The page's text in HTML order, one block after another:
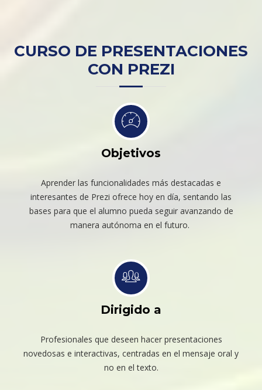
CURSO DE PRESENTACIONES
CON PREZI
Objetivos
Aprender las funcionalidades más destacadas e
interesantes de Prezi ofrece hoy en día, sentando las
bases para que el alumno pueda seguir avanzando de
manera autónoma en el futuro.
Dirigido a
Profesionales que deseen hacer presentaciones
novedosas e interactivas, centradas en el mensaje oral y
no en el texto.